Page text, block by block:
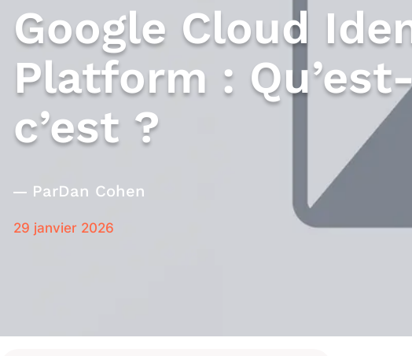
Google Cloud
Platform :
c’est ?
ParDan Cohen
29 janvier 2026